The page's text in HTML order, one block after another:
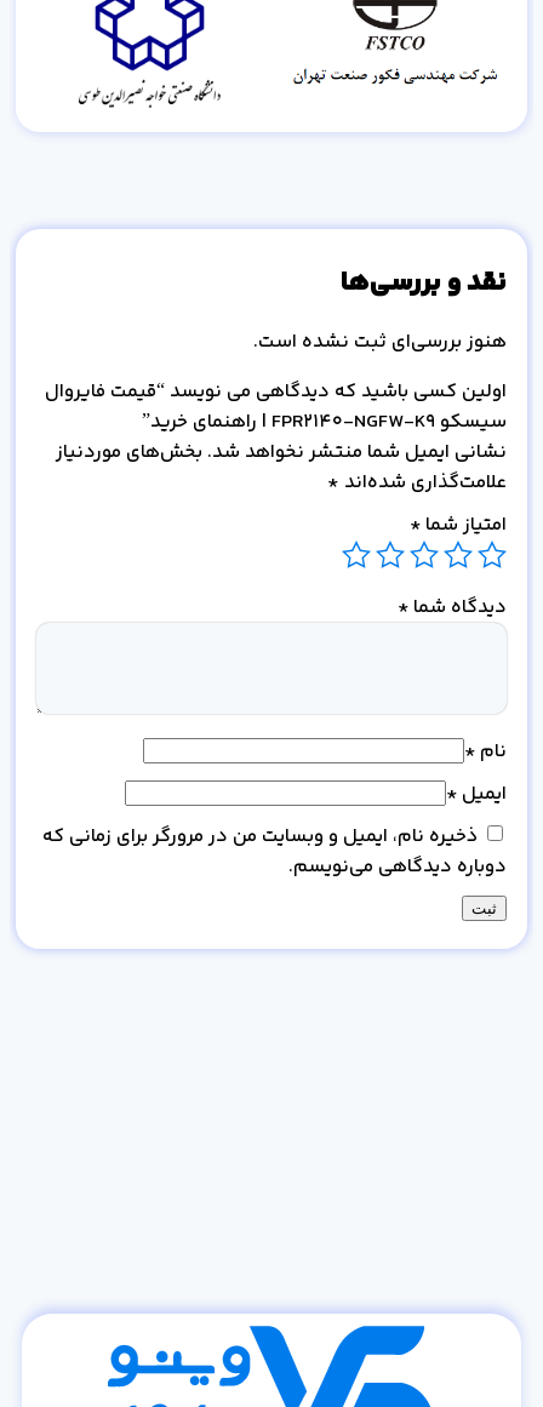
نقد و بررسی‌ها
هنوز بررسی‌ای ثبت نشده است.
اولین کسی باشید که دیدگاهی می نویسد “قیمت فایروال
سیسکو FPR2140-NGFW-K9 | راهنمای خرید”
نشانی ایمیل شما منتشر نخواهد شد. بخش‌های موردنیاز
علامت‌گذاری شده‌اند *
امتیاز شما *
دیدگاه شما *
نام *
ایمیل *
ذخیره نام، ایمیل و وبسایت من در مرورگر برای زمانی که
دوباره دیدگاهی می‌نویسم.